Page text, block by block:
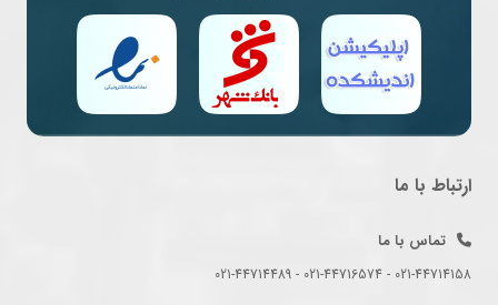
ارتباط با ما
تماس با ما
021-44714158 - 021-44716574 - 021-44714489